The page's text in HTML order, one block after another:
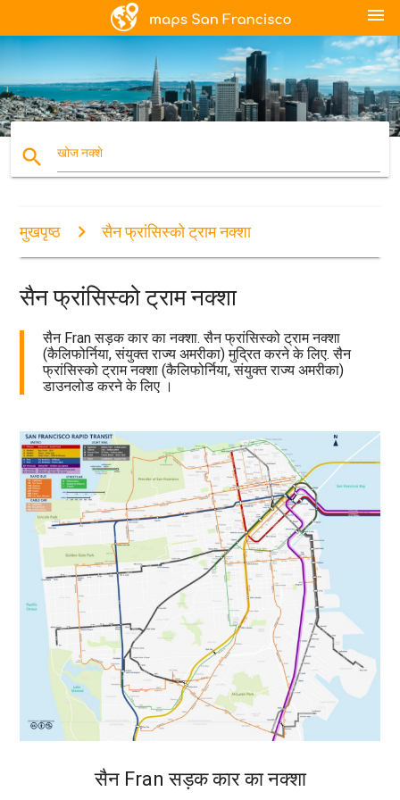
menu
search खोज नक्शे
मुखपृष्ठ सैन फ्रांसिस्को ट्राम नक्शा
सैन फ्रांसिस्को ट्राम नक्शा
सैन Fran सड़क कार का नक्शा. सैन फ्रांसिस्को ट्राम नक्शा
(कैलिफोर्निया, संयुक्त राज्य अमरीका) मुद्रित करने के लिए. सैन
फ्रांसिस्को ट्राम नक्शा (कैलिफोर्निया, संयुक्त राज्य अमरीका)
डाउनलोड करने के लिए ।
सैन Fran सड़क कार का नक्शा